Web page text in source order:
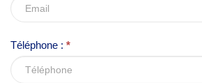
Téléphone : *
t
i
s